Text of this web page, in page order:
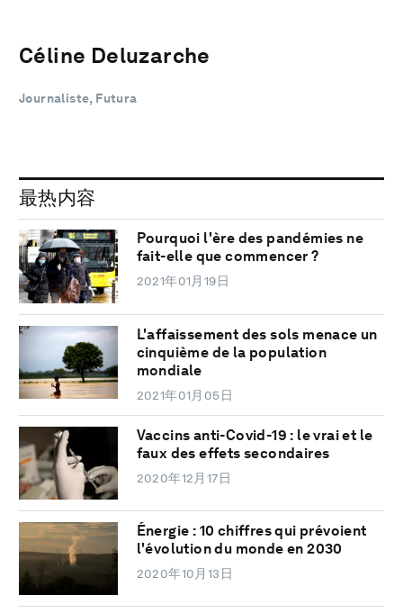
Céline Deluzarche
Journaliste, Futura
最热内容
Pourquoi l'ère des pandémies ne
fait-elle que commencer ?
2021年01月19日
L'affaissement des sols menace un
cinquième de la population
mondiale
2021年01月05日
Vaccins anti-Covid-19 : le vrai et le
faux des effets secondaires
2020年12月17日
Énergie : 10 chiffres qui prévoient
l'évolution du monde en 2030
2020年10月13日